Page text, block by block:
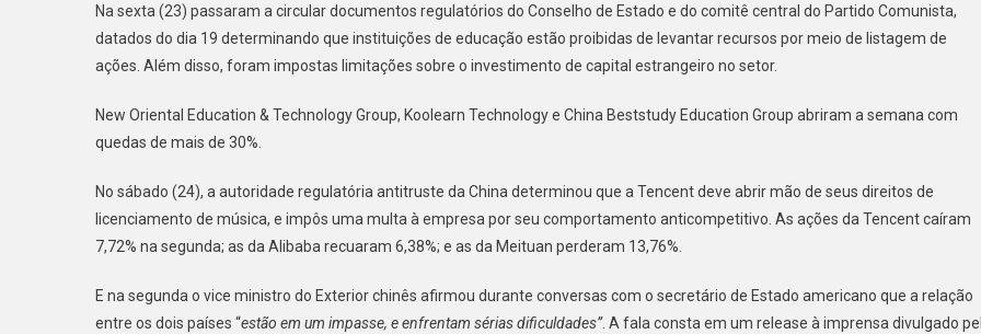
Na sexta (23) passaram a circular documentos regulatórios do Conselho de Estado e do comitê central do Partido Comunista,
datados do dia 19 determinando que instituições de educação estão proibidas de levantar recursos por meio de listagem de
ações. Além disso, foram impostas limitações sobre o investimento de capital estrangeiro no setor.
New Oriental Education & Technology Group, Koolearn Technology e China Beststudy Education Group abriram a semana com
quedas de mais de 30%.
No sábado (24), a autoridade regulatória antitruste da China determinou que a Tencent deve abrir mão de seus direitos de
licenciamento de música, e impôs uma multa à empresa por seu comportamento anticompetitivo. As ações da Tencent caíram
7,72% na segunda; as da Alibaba recuaram 6,38%; e as da Meituan perderam 13,76%.
E na segunda o vice ministro do Exterior chinês afirmou durante conversas com o secretário de Estado americano que a relação
entre os dois países “estão em um impasse, e enfrentam sérias dificuldades”. A fala consta em um release à imprensa divulgado